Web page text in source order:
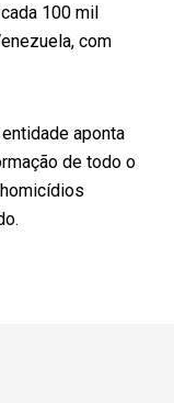
100 mil
com
aponta
de todo o